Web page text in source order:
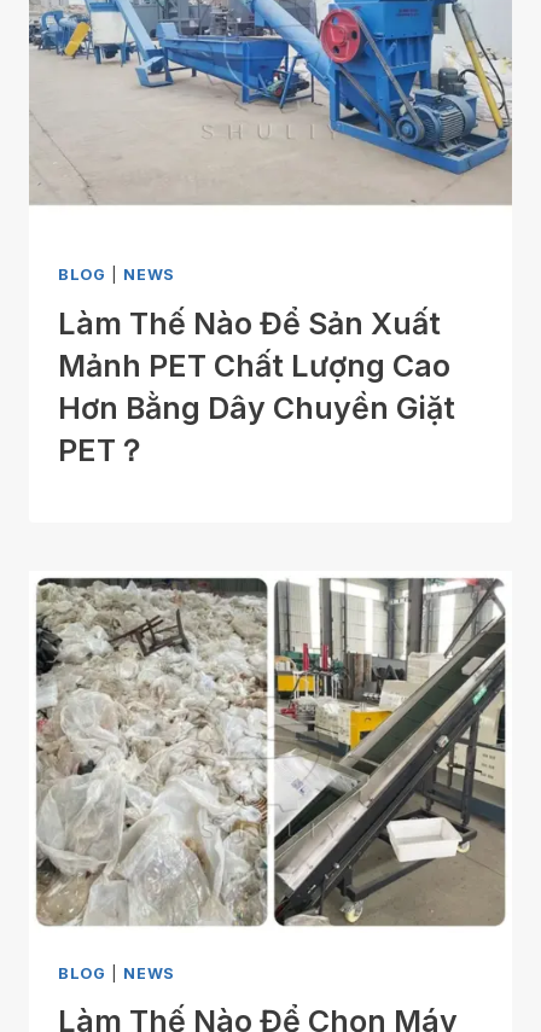
BLOG NEWS
Làm Thế Nào Để Sản Xuất
Mảnh PET Chất Lượng Cao
Hơn Bằng Dây Chuyền Giặt
PET？
BLOG NEWS
Làm Thế Nào Để Chọn Máy